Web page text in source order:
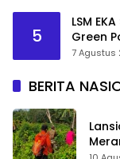
5
LSM
Green
7 Agustus
BERITA